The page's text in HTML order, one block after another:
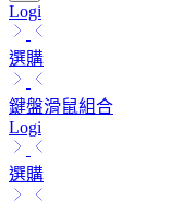
Logi
選購
鍵盤滑鼠組合
Logi
選購